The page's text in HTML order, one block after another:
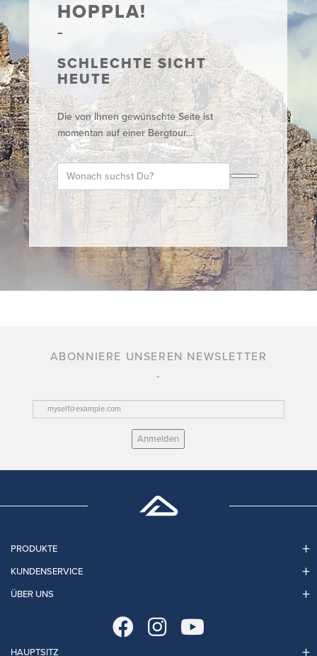
HOPPLA!
SCHLECHTE SICHT
HEUTE
Die von Ihnen gewünschte Seite ist
momentan auf einer Bergtour....
ABONNIERE UNSEREN NEWSLETTER
Anmelden
PRODUKTE
KUNDENSERVICE
ÜBER UNS
HAUPTSITZ